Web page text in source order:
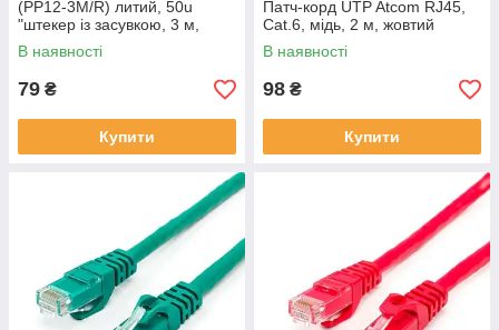
(PP12-3M/R) литий, 50u
"штекер із засувкою, 3 м,
червоний
В наявності
79 ₴
Купити
Патч-корд UTP Atcom RJ45,
Cat.6, мідь, 2 м, жовтий
В наявності
98 ₴
Купити